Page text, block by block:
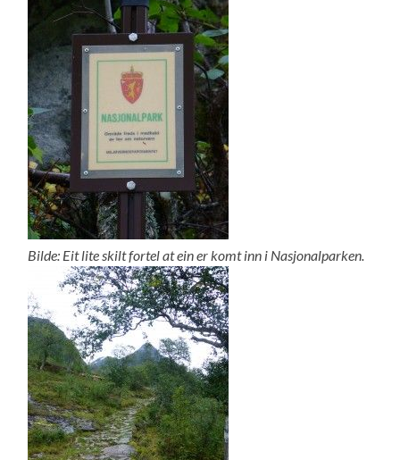
Bilde: Eit lite skilt fortel at ein er komt inn i Nasjonalparken.